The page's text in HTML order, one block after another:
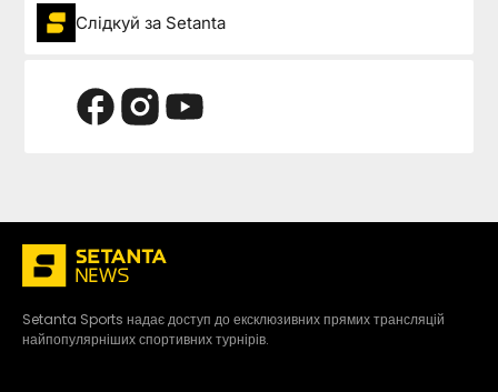
Слідкуй за Setanta
Setanta Sports надає доступ до ексклюзивних прямих трансляцій
найпопулярніших спортивних турнірів.